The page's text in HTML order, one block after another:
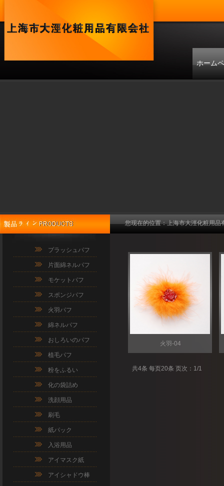
ホーム
プラッシュパフ
片面綿ネルパフ
モケットパフ
スポンジパフ
火羽パフ
綿ネルパフ
おしろいのパフ
植毛パフ
粉をふるい
化の袋詰め
洗顔用品
刷毛
紙パック
入浴用品
アイマスク紙
アイシャドウ棒
火羽-04
共4条 每页20条 页次：1/1
您现在的位置：上海市大涇化粧用品